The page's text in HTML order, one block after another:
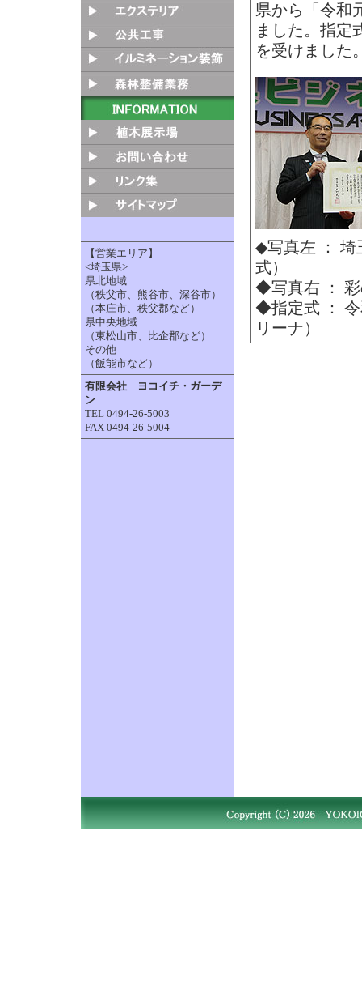
【営業エリア】
<埼玉県>
県北地域
（秩父市、熊谷市、深谷市）
（本庄市、秩父郡など）
県中央地域
（東松山市、比企郡など）
その他
（飯能市など）
有限会社 ヨコイチ・ガーデ
ン
TEL 0494-26-5003
FAX 0494-26-5004
県から「令和
ました。指定
を受けました
◆写真左 ： 埼
式）
◆写真右 ： 彩
◆指定式 ： 令
リーナ）